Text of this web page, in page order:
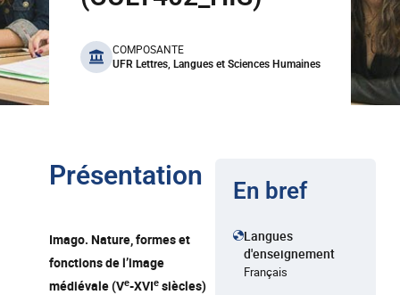
benefits
COMPOSANTE
UFR Lettres, Langues et Sciences Humaines
Présentation
Imago. Nature, formes et
fonctions de l’image
médiévale (Ve-XVIe siècles)
En bref
Langues
d'enseignement
Français